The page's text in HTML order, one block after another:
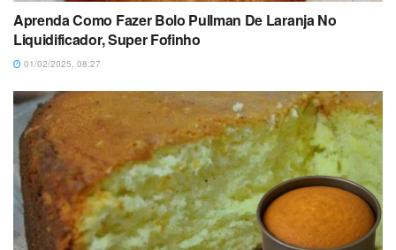
Aprenda Como Fazer Bolo Pullman De Laranja No
Liquidificador, Super Fofinho
01/02/2025, 08:27